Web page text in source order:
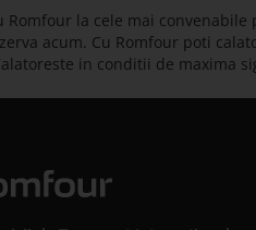
Romfour la cele mai
acum. Cu Romfour poti
in conditii de maxima